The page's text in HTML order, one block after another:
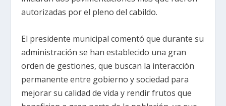
autorizadas por el pleno del cabildo.
El presidente municipal comentó que durante su
administración se han establecido una gran
orden de gestiones, que buscan la interacción
permanente entre gobierno y sociedad para
mejorar su calidad de vida y rendir frutos que